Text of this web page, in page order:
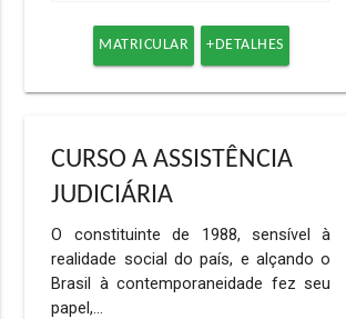
MATRICULAR +DETALHES
CURSO A ASSISTÊNCIA
JUDICIÁRIA
O constituinte de 1988, sensível à
realidade social do país, e alçando o
Brasil à contemporaneidade fez seu
papel,…